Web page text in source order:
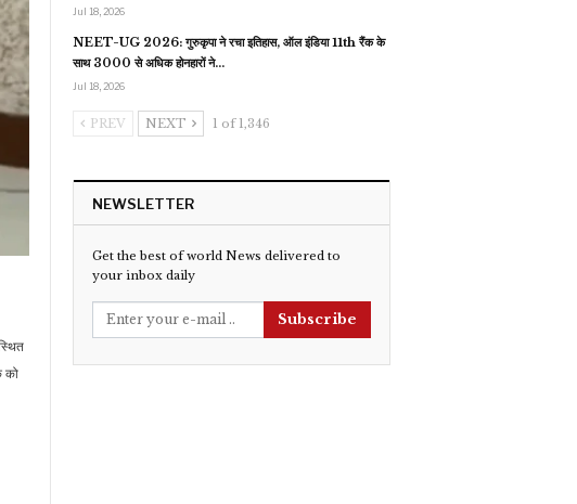
को
Jul 18, 2026
NEET-UG 2026: गुरुकृपा ने रचा इतिहास, ऑल इंडिया 11th रैंक के
साथ 3000 से अधिक होनहारों ने…
Jul 18, 2026
PREV NEXT 1 of 1,346
NEWSLETTER
Get the best of world News delivered to
your inbox daily
Subscribe